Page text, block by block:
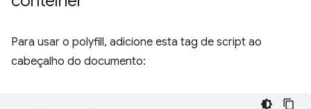
Para usar o polyfill, adicione esta tag de script ao
cabeçalho do documento: